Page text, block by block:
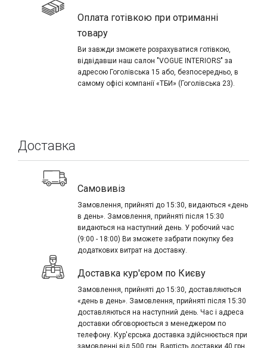
Оплата готівкою при отриманні
товару
Ви завжди зможете розрахуватися готівкою,
відвідавши наш салон "VOGUE INTERIORS" за
адресою Гоголівська 15 або, безпосередньо, в
самому офісі компанії «ТБИ» (Гоголівська 23).
Доставка
Самовивіз
Замовлення, прийняті до 15:30, видаються «день
в день». Замовлення, прийняті після 15:30
видаються на наступний день. У робочий час
(9:00 - 18:00) Ви зможете забрати покупку без
додаткових витрат на доставку.
Доставка кур'єром по Києву
Замовлення, прийняті до 15:30, доставляються
«день в день». Замовлення, прийняті після 15:30
доставляються на наступний день. Час і адреса
доставки обговорюється з менеджером по
телефону. Кур'єрська доставка здійснюється при
замовленні від 500 грн. Вартість доставки 40 грн.